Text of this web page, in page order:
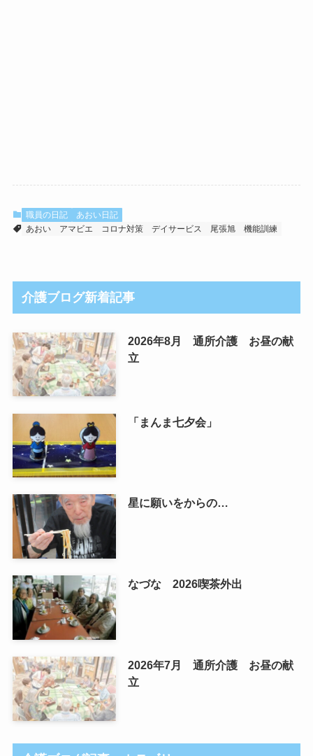
職員の日記
あおい日記
あおい
アマビエ コロナ対策 デイサービス 尾張旭 機能訓練
介護ブログ新着記事
2026年8月 通所介護 お昼の献
立
「まんま七夕会」
星に願いをからの…
なづな 2026喫茶外出
2026年7月 通所介護 お昼の献
立